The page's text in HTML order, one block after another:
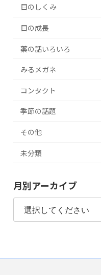
目のしくみ
目の成長
薬の話いろいろ
みるメガネ
コンタクト
季節の話題
その他
未分類
月別アーカイブ